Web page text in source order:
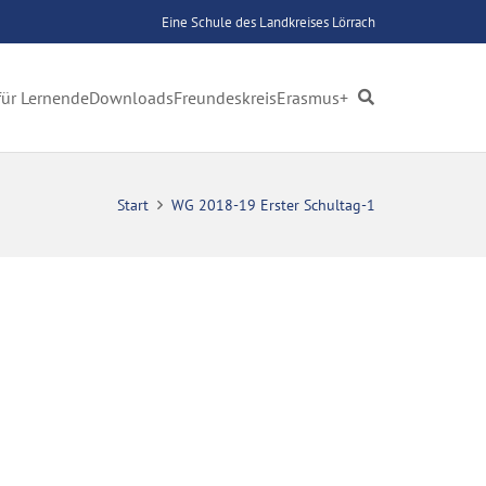
Eine Schule des Landkreises Lörrach
LernendeDownloadsFreundeskreisErasmus+
Start WG 2018-19 Erster Schultag-1